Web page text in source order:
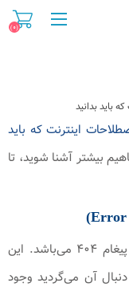
(۰)
باید بدانید
اینترنت که باید
بیشتر آشنا شوید، تا
یکی از رایج‌ترین خطاهای موجود در اینترنت پیغام ۴۰۴ می‌باشد. این
آن می‌گردید وجود